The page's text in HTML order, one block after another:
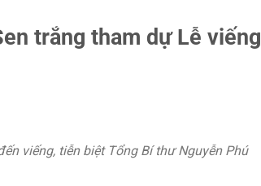
trắng tham dự Lễ viếng
viếng, tiễn biệt Tổng Bí thư Nguyễn Phú